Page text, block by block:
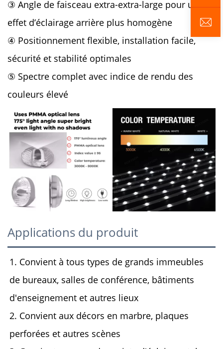
③ Angle de faisceau extra-extra-large pour un
effet d’éclairage arrière plus homogène
④ Positionnement flexible, installation facile,
sécurité et stabilité optimales
⑤ Spectre complet avec indice de rendu des
couleurs élevé
Applications du produit
1. Convient à tous types de grands immeubles
de bureaux, salles de conférence, bâtiments
d'enseignement et autres lieux
2. Convient aux décors en marbre, plaques
perforées et autres scènes